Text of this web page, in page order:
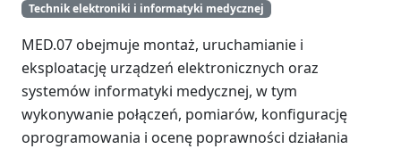
Technik elektroniki i informatyki medycznej
MED.07 obejmuje montaż, uruchamianie i
eksploatację urządzeń elektronicznych oraz
systemów informatyki medycznej, w tym
wykonywanie połączeń, pomiarów, konfigurację
oprogramowania i ocenę poprawności działania